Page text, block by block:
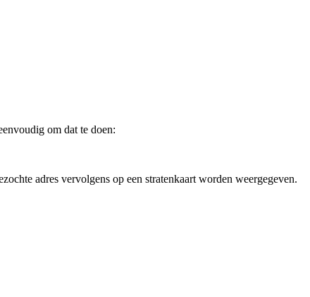
om dat te doen:
adres vervolgens op een stratenkaart worden weergegeven.